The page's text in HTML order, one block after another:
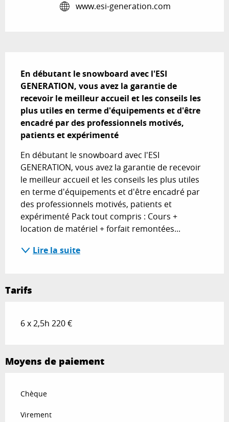
www.esi-generation.com
En débutant le snowboard avec l'ESI
GENERATION, vous avez la garantie de
recevoir le meilleur accueil et les conseils les
plus utiles en terme d'équipements et d'être
encadré par des professionnels motivés,
patients et expérimenté
En débutant le snowboard avec l'ESI
GENERATION, vous avez la garantie de recevoir
le meilleur accueil et les conseils les plus utiles
en terme d'équipements et d'être encadré par
des professionnels motivés, patients et
expérimenté Pack tout compris : Cours +
location de matériel + forfait remontées...
Lire la suite
Tarifs
6 x 2,5h 220 €
Moyens de paiement
Chèque
Virement